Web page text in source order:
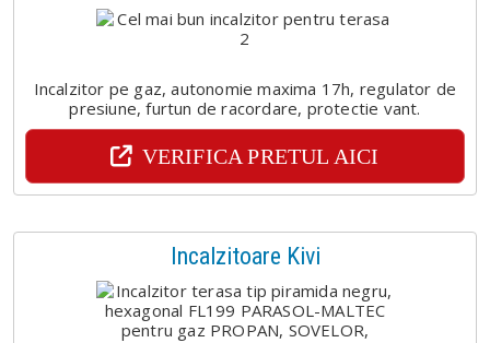
Incalzitor pe gaz, autonomie maxima 17h, regulator de
presiune, furtun de racordare, protectie vant.
VERIFICA PRETUL AICI
Incalzitoare Kivi